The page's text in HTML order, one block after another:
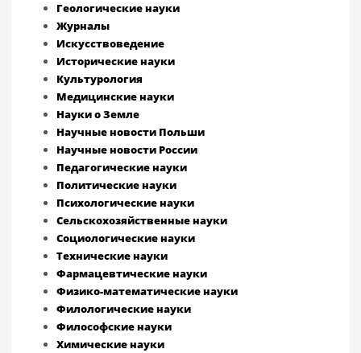
Геологические науки
Журналы
Искусствоведение
Исторические науки
Культурология
Медицинские науки
Науки о Земле
Научные новости Польши
Научные новости России
Педагогические науки
Политические науки
Психологические науки
Сельскохозяйственные науки
Социологические науки
Технические науки
Фармацевтические науки
Физико-математические науки
Филологические науки
Философские науки
Химические науки